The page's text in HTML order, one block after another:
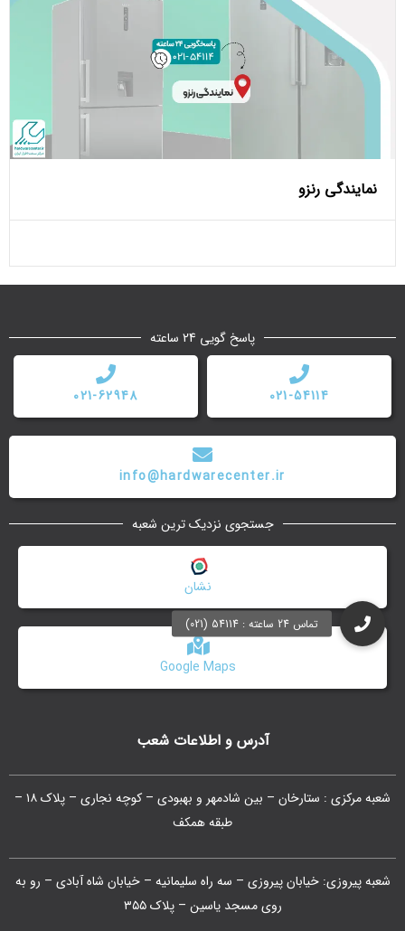
نمایندگی رنزو
آدرس و اطلاعات شعب
شعبه مرکزی : ستارخان – بین شادمهر و بهبودی – کوچه نجاری – پلاک ۱۸ –
طبقه همکف
شعبه پیروزی: خیابان پیروزی – سه راه سلیمانیه – خیابان شاه آبادی – رو به
روی مسجد یاسین – پلاک ۳۵۵
پاسخ گویی 24 ساعته
021-54114
021-62948
info@hardwarecenter.ir
جستجوی نزدیک ترین شعبه
Google Maps
نشان